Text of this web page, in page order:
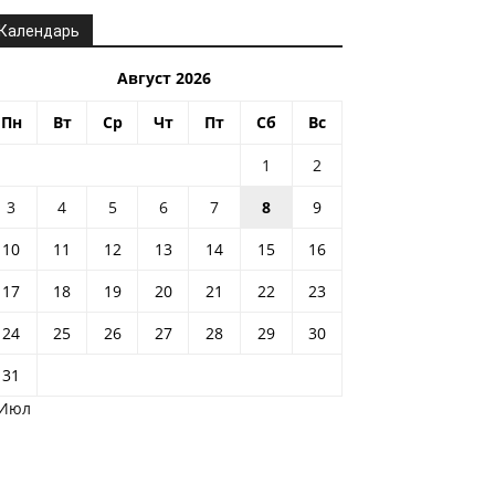
Август 2026
Пн Вт Ср Чт Пт Сб Вс
1
2
3
4 5 6 7 8
9
10
11 12 13 14 15
16
17
18 19 20 21 22
23
24
25 26 27 28 29
30
31